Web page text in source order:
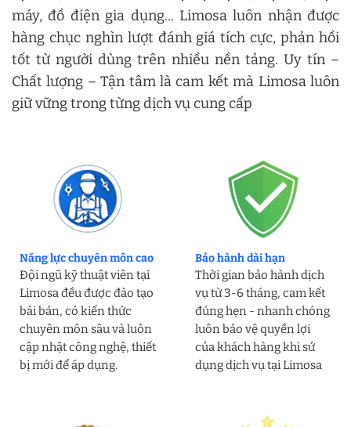
máy, đồ điện gia dụng... Limosa luôn nhận được
hàng chục nghìn lượt đánh giá tích cực, phản hồi
tốt từ người dùng trên nhiều nền tảng. Uy tín –
Chất lượng – Tận tâm là cam kết mà Limosa luôn
giữ vững trong từng dịch vụ cung cấp
Năng lực chuyên môn cao
Đội ngũ kỹ thuật viên tại
Limosa đều được đào tạo
bài bản, có kiến thức
chuyên môn sâu và luôn
cập nhật công nghệ, thiết
bị mới để áp dụng.
Bảo hành dài hạn
Thời gian bảo hành dịch
vụ từ 3-6 tháng, cam kết
đúng hẹn - nhanh chóng
luôn bảo vệ quyền lợi
của khách hàng khi sử
dụng dịch vụ tại Limosa